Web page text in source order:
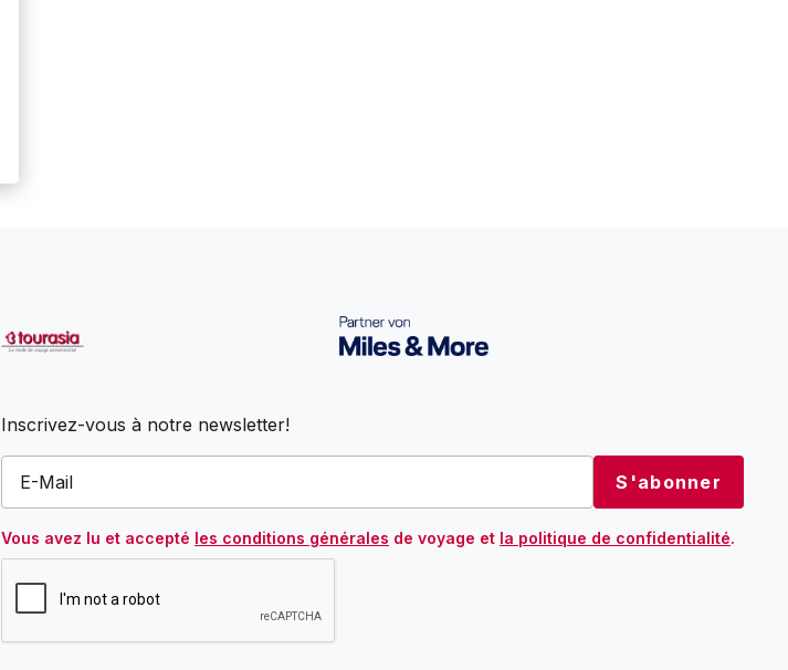
Inscrivez-vous à notre newsletter!
Vous avez lu et accepté les conditions générales de voyage et la politique de confidentialité.